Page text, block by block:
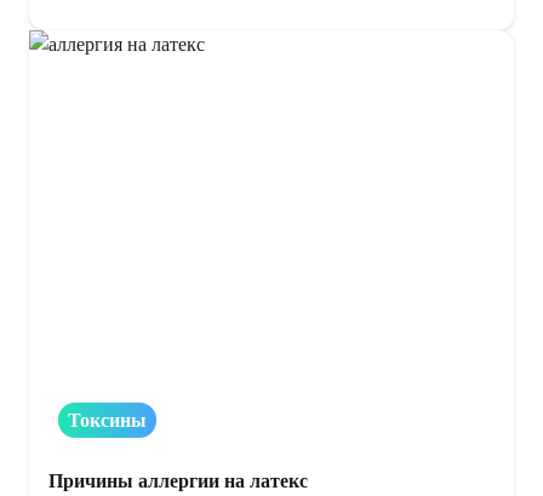
Токсины
Причины аллергии на латекс